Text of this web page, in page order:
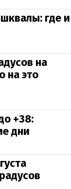
где и
на
на это
+38:
дни